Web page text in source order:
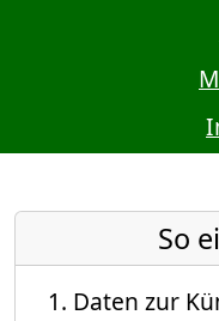
So
Daten zur